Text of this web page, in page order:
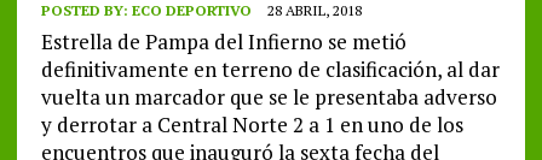
POSTED BY: ECO DEPORTIVO 28 ABRIL, 2018
Estrella de Pampa del Infierno se metió
definitivamente en terreno de clasificación, al dar
vuelta un marcador que se le presentaba adverso
y derrotar a Central Norte 2 a 1 en uno de los
encuentros que inauguró la sexta fecha del